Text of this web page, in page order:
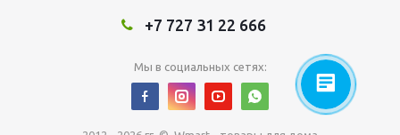
+7 727 31 22 666
Мы в социальных сетях: